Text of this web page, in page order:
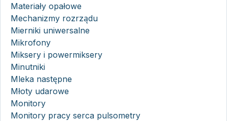
Materiały opałowe
Mechanizmy rozrządu
Mierniki uniwersalne
Mikrofony
Miksery i powermiksery
Minutniki
Mleka następne
Młoty udarowe
Monitory
Monitory pracy serca pulsometry